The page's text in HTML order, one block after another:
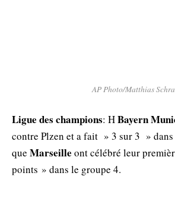
AP Photo/Matthias
Ligue des champions: ΗBayern
contre Plzen et a fait » 3 sur 3 »
que Marseille ont célébré leur
points » dans le groupe 4.